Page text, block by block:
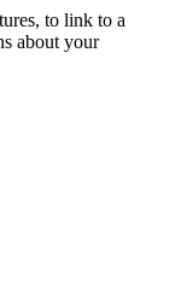
to link to a
about your